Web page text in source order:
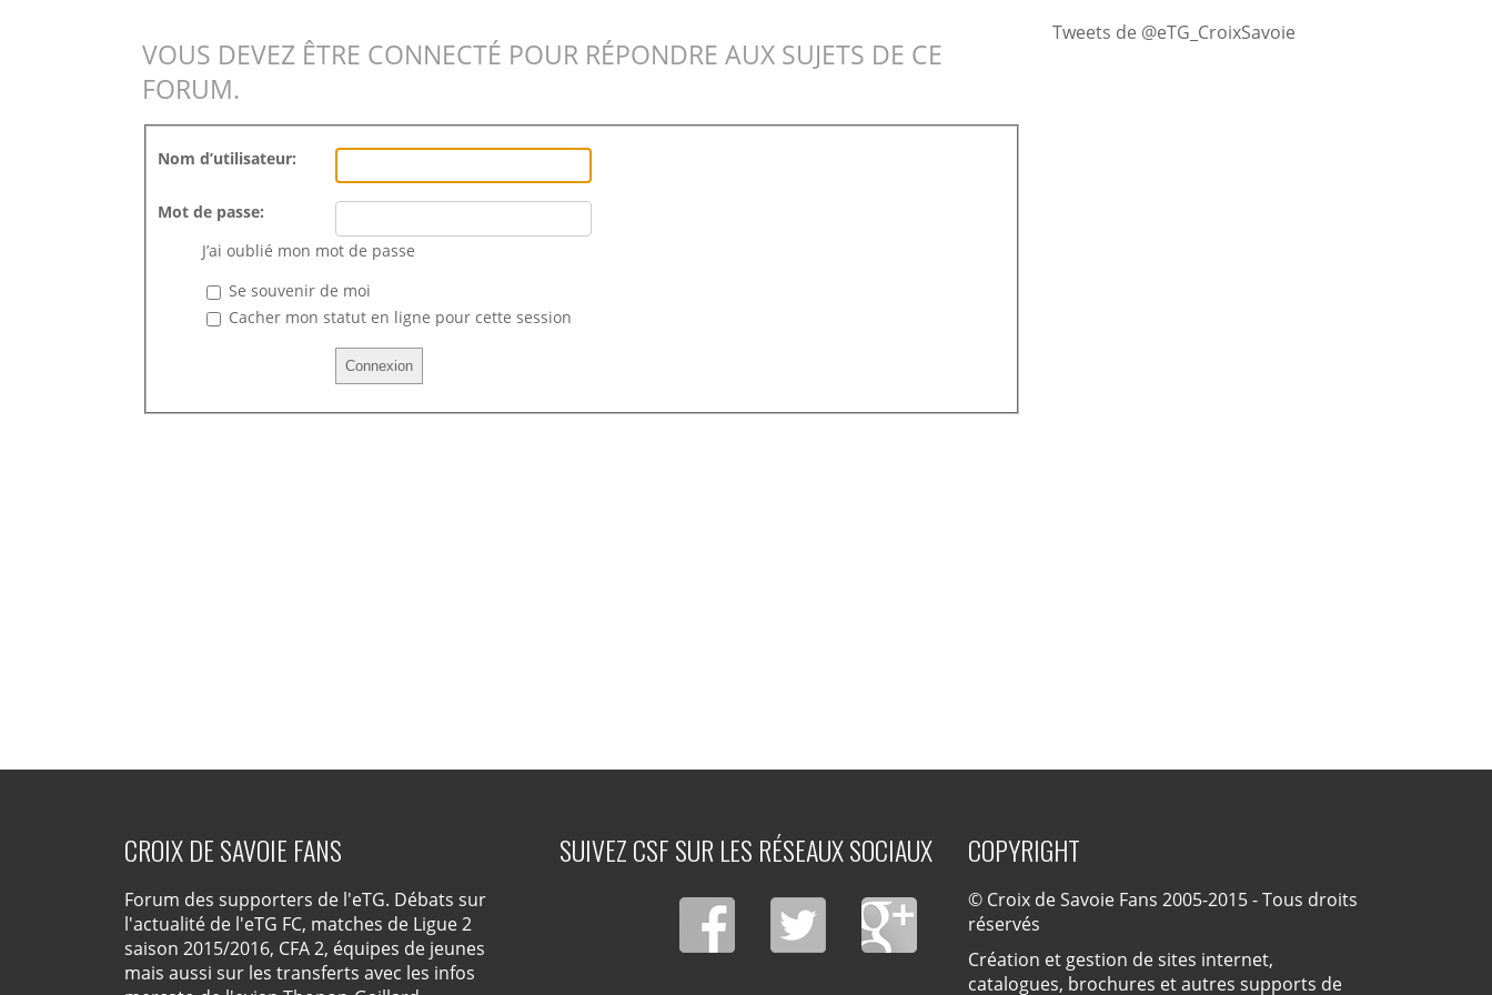
VOUS DEVEZ ÊTRE CONNECTÉ POUR RÉPONDRE AUX SUJETS DE CE
FORUM.
Nom d’utilisateur:
Mot de passe:
J’ai oublié mon mot de passe
Se souvenir de moi
Cacher mon statut en ligne pour cette session
Tweets de @eTG_CroixSavoie
CROIX DE SAVOIE FANS
Forum des supporters de l'eTG. Débats sur
l'actualité de l'eTG FC, matches de Ligue 2
saison 2015/2016, CFA 2, équipes de jeunes
mais aussi sur les transferts avec les infos
SUIVEZ CSF SUR LES RÉSEAUX SOCIAUX COPYRIGHT
© Croix de Savoie Fans 2005-2015 - Tous droits
réservés
Création et gestion de sites internet,
catalogues, brochures et autres supports de